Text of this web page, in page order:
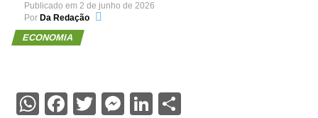
Publicado em 2 de junho de 2026
Por Da Redação
ECONOMIA
WhatsApp
Facebook
Twitter
Messenger
LinkedIn
Share